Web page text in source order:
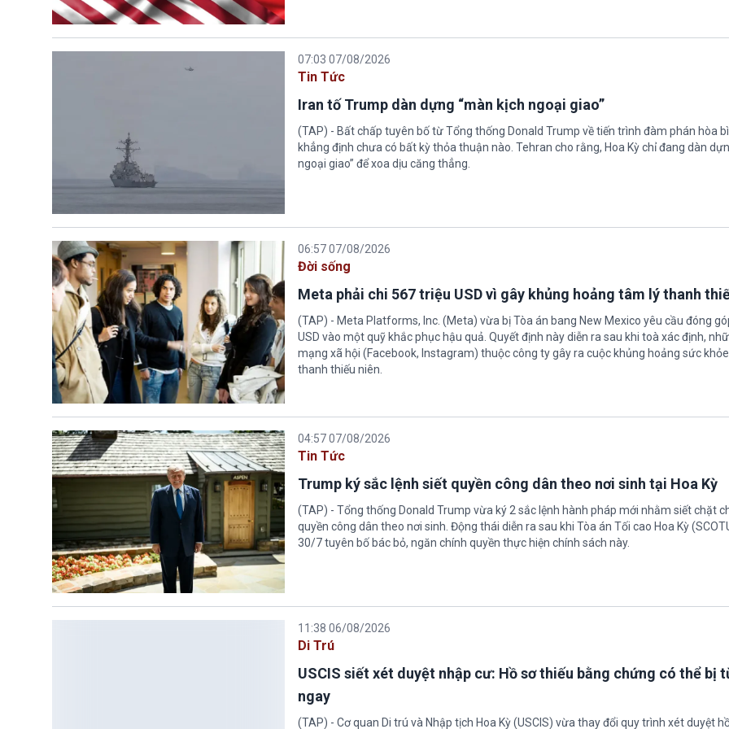
07:03 07/08/2026
Tin Tức
Iran tố Trump dàn dựng “màn kịch ngoại giao”
(TAP) - Bất chấp tuyên bố từ Tổng thống Donald Trump về tiến trình đàm phán hòa
khẳng định chưa có bất kỳ thỏa thuận nào. Tehran cho rằng, Hoa Kỳ chỉ đang dàn
ngoại giao” để xoa dịu căng thẳng.
06:57 07/08/2026
Đời sống
Meta phải chi 567 triệu USD vì gây khủng hoảng tâm lý thanh
(TAP) - Meta Platforms, Inc. (Meta) vừa bị Tòa án bang New Mexico yêu cầu đóng
USD vào một quỹ khắc phục hậu quả. Quyết định này diễn ra sau khi toà xác định,
mạng xã hội (Facebook, Instagram) thuộc công ty gây ra cuộc khủng hoảng sức
thanh thiếu niên.
04:57 07/08/2026
Tin Tức
Trump ký sắc lệnh siết quyền công dân theo nơi sinh tại Hoa Kỳ
(TAP) - Tổng thống Donald Trump vừa ký 2 sắc lệnh hành pháp mới nhằm siết chặt
quyền công dân theo nơi sinh. Động thái diễn ra sau khi Tòa án Tối cao Hoa Kỳ
30/7 tuyên bố bác bỏ, ngăn chính quyền thực hiện chính sách này.
11:38 06/08/2026
Di Trú
USCIS siết xét duyệt nhập cư: Hồ sơ thiếu bằng chứng có thể bị
ngay
(TAP) - Cơ quan Di trú và Nhập tịch Hoa Kỳ (USCIS) vừa thay đổi quy trình xét duyệt